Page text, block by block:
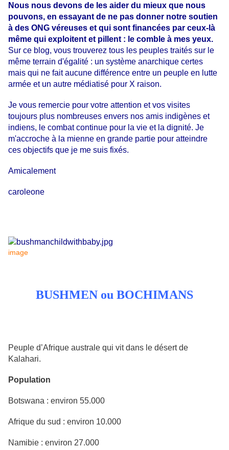
Nous nous devons de les aider du mieux que nous
pouvons, en essayant de ne pas donner notre soutien
à des ONG véreuses et qui sont financées par ceux-là
même qui exploitent et pillent : le comble à mes yeux.
Sur ce blog, vous trouverez tous les peuples traités sur le
même terrain d'égalité : un système anarchique certes
mais qui ne fait aucune différence entre un peuple en lutte
armée et un autre médiatisé pour X raison.
Je vous remercie pour votre attention et vos visites
toujours plus nombreuses envers nos amis indigènes et
indiens, le combat continue pour la vie et la dignité. Je
m'accroche à la mienne en grande partie pour atteindre
ces objectifs que je me suis fixés.
Amicalement
caroleone
image
BUSHMEN ou BOCHIMANS
Peuple d’Afrique australe qui vit dans le désert de
Kalahari.
Population
Botswana : environ 55.000
Afrique du sud : environ 10.000
Namibie : environ 27.000